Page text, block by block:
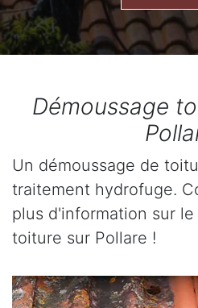
Démoussage
Un démoussage de
traitement hydrofuge.
plus d'information sur
toiture sur Pollare !